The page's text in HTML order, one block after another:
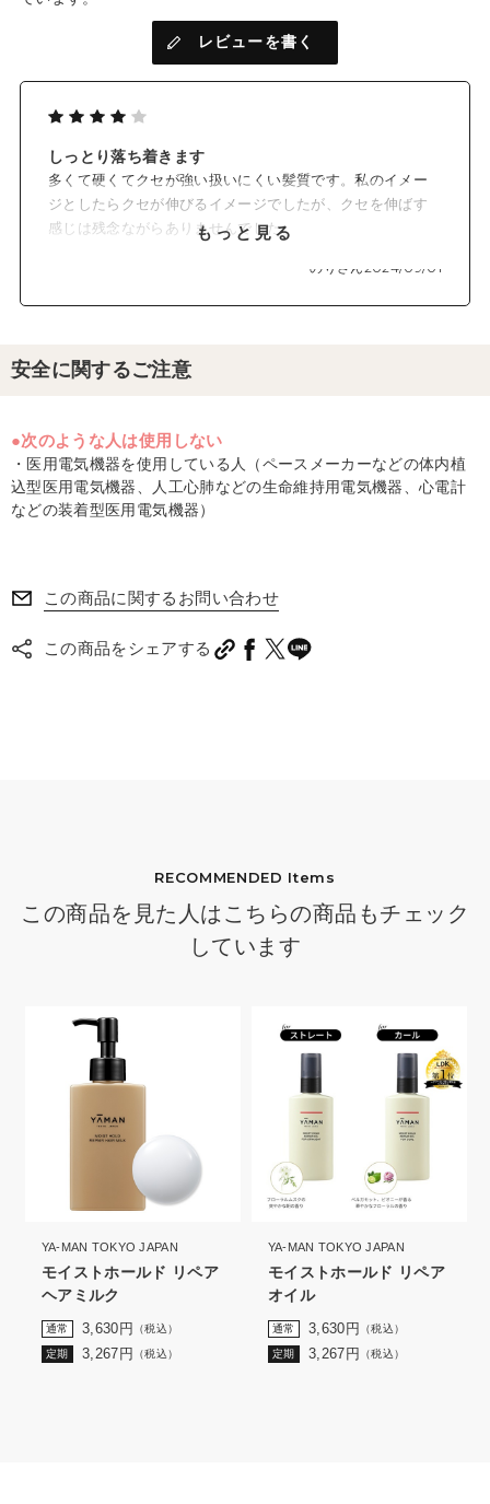
レビューを書く
しっとり落ち着きます
多くて硬くてクセが強い扱いにくい髪質です。私のイメー
ジとしたらクセが伸びるイメージでしたが、クセを伸ばす
感じは残念ながらありませんでした。
ったように感じると言われました。ツヤ感、しっとり感も
もっと見る
のりさん2024/09/01
安全に関するご注意
●次のような人は使用しない
・医用電気機器を使用している人（ペースメーカーなどの体内植
込型医用電気機器、人工心肺などの生命維持用電気機器、心電計
などの装着型医用電気機器）
この商品に関するお問い合わせ
この商品をシェアする
RECOMMENDED Items
この商品を見た人はこちらの商品もチェック
しています
YA-MAN TOKYO JAPAN
モイストホールド リペア
ヘアミルク
通常 3,630 円 （税込）
定期 3,267 円 （税込）
YA-MAN TOKYO JAPAN
モイストホールド リペア
オイル
通常 3,630 円 （税込）
定期 3,267 円 （税込）